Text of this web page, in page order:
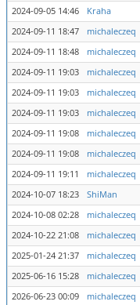
2024-09-05 14:46
Kraha
2024-09-11 18:47
michaleczeq
2024-09-11 18:48
michaleczeq
2024-09-11 19:03
michaleczeq
2024-09-11 19:03
michaleczeq
2024-09-11 19:03
michaleczeq
2024-09-11 19:08
michaleczeq
2024-09-11 19:08
michaleczeq
2024-09-11 19:11
michaleczeq
2024-10-07 18:23
ShiMan
2024-10-08 02:28
michaleczeq
2024-10-22 21:08
michaleczeq
2025-01-24 21:37
michaleczeq
2025-06-16 15:28
michaleczeq
2026-06-23 00:09
michaleczeq